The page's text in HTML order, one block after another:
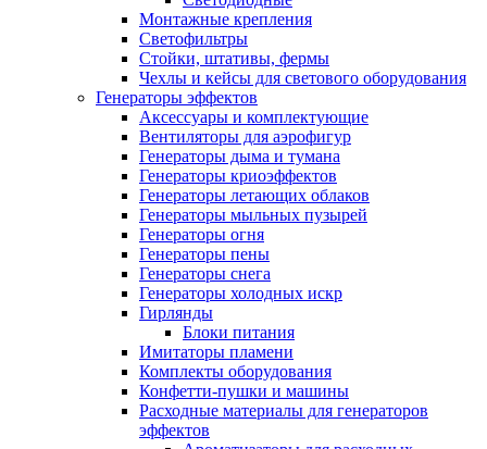
Монтажные крепления
Светофильтры
Стойки, штативы, фермы
Чехлы и кейсы для светового оборудования
Генераторы эффектов
Аксессуары и комплектующие
Вентиляторы для аэрофигур
Генераторы дыма и тумана
Генераторы криоэффектов
Генераторы летающих облаков
Генераторы мыльных пузырей
Генераторы огня
Генераторы пены
Генераторы снега
Генераторы холодных искр
Гирлянды
Блоки питания
Имитаторы пламени
Комплекты оборудования
Конфетти-пушки и машины
Расходные материалы для генераторов
эффектов